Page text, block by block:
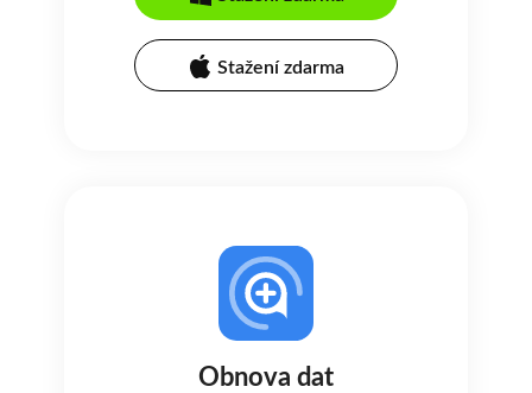
Stažení zdarma
Obnova dat